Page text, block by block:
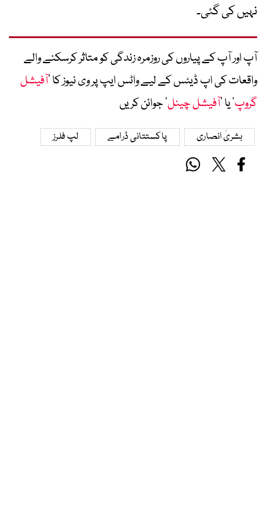
نہیں کی گئی۔
آپ اور آپ کے پیاروں کی روزمرہ زندگی کو متاثر کرسکنے والے
واقعات کی اپ ڈیٹس کے لیے واٹس ایپ پر وی نیوز کا ’آفیشل
گروپ‘ یا ’آفیشل چینل‘ جوائن کریں
بشریٰ انصاری پاکستتانی ڈرامے لپ فلرز